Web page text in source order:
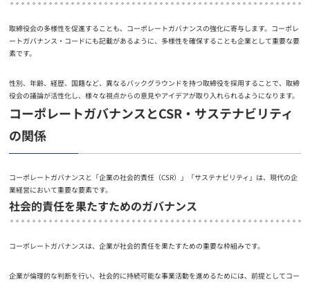
取締役会の多様性を促進することも、コーポレートガバナンスの強化に寄与します。コーポレ
ートガバナンス・コードにも記載があるように、多様性を確保することも企業として重要な要
素です。
性別、年齢、経歴、国籍など、異なるバックグラウンドを持つ取締役を採用することで、取締
役会の議論が活性化し、様々な視点からの意見やアイデアが取り入れられるようになります。
コーポレートガバナンスとCSR・サステナビリティ
の関係
コーポレートガバナンスと「企業の社会的責任（CSR）」「サステナビリティ」は、現代の企
業経営において重要な要素です。
社会的責任を果たすためのガバナンス
コーポレートガバナンスは、企業が社会的責任を果たすための重要な枠組みです。
企業が倫理的な判断を行い、社会的に持続可能な事業活動を進めるためには、前提としてコー